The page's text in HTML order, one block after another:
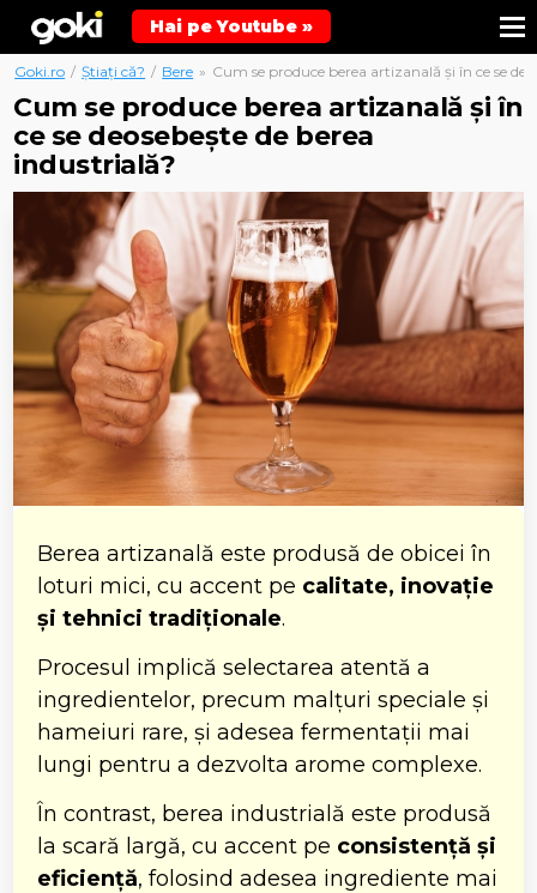
Hai pe Youtube »
Goki.ro / Știați că? / Bere » Cum se produce berea artizanală și în ce se
Cum se produce berea artizanală și în
ce se deosebește de berea
industrială?
Berea artizanală este produsă de obicei în
loturi mici, cu accent pe calitate, inovație
și tehnici tradiționale.
Procesul implică selectarea atentă a
ingredientelor, precum malțuri speciale și
hameiuri rare, și adesea fermentații mai
lungi pentru a dezvolta arome complexe.
În contrast, berea industrială este produsă
la scară largă, cu accent pe consistență și
eficiență, folosind adesea ingrediente mai